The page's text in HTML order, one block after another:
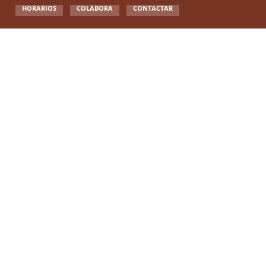
HORARIOS COLABORA CONTACTAR